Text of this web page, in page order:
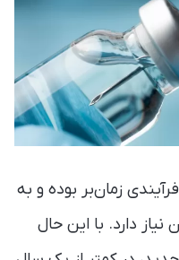
زمان‌بر بوده و به
الی ۱۵ سال زمان نیاز دارد. با این حال